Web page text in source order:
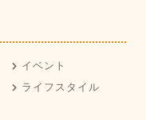
イベント
ライフスタイル